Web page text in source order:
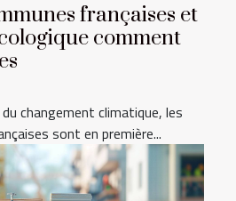
françaises et
comment
changement climatique, les
sont en première...